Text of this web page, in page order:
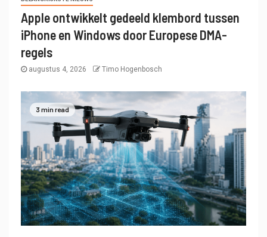
Apple ontwikkelt gedeeld klembord tussen
iPhone en Windows door Europese DMA-
regels
augustus 4, 2026 Timo Hogenbosch
3 min read